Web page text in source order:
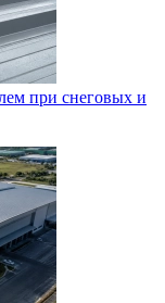
при снеговых и